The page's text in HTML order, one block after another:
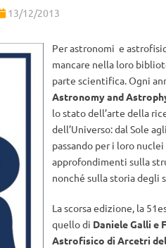
13/12/2013
Per astronomi e
mancare nella loro
parte scientifica. Ogni
Astronomy and
lo stato dell’arte della
dell’Universo: dal Sole
passando per i loro
approfondimenti sulla
nonché sulla storia degli
La scorsa edizione, la
quello di Daniele Galli e
Astrofisico di Arcetri